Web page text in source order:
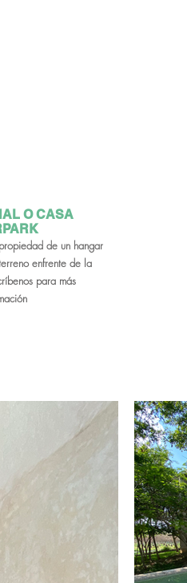
O CASA
de un hangar
enfrente de la
nos para más